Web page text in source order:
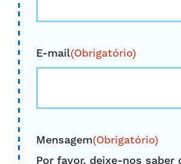
E-mail(Obrigatório)
Mensagem(Obrigatório)
Por favor, deixe-nos saber